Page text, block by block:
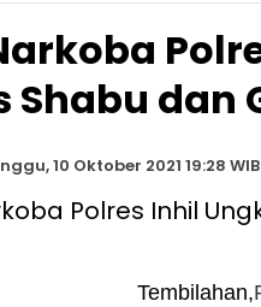
Shabu dan
10 Oktober 2021 19:28 WIB
Tembilahan,